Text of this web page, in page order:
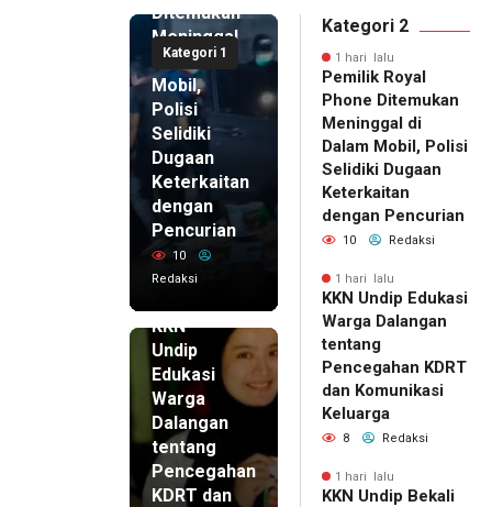
Kategori 1
Ditemukan
Meninggal
di Dalam
Mobil,
Polisi
Selidiki
Dugaan
Keterkaitan
dengan
Pencurian
10
Redaksi
KKN
Undip
Edukasi
Warga
Dalangan
tentang
Pencegahan
KDRT dan
Kategori 2
1 hari lalu
Pemilik Royal
Phone Ditemukan
Meninggal di
Dalam Mobil, Polisi
Selidiki Dugaan
Keterkaitan
dengan Pencurian
10 Redaksi
1 hari lalu
KKN Undip Edukasi
Warga Dalangan
tentang
Pencegahan KDRT
dan Komunikasi
Keluarga
8 Redaksi
1 hari lalu
KKN Undip Bekali